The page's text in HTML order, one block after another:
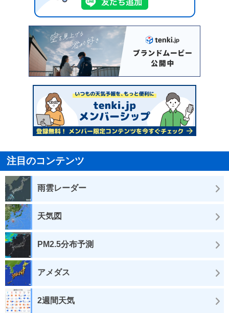
注目のコンテンツ
雨雲レーダー
天気図
PM2.5分布予測
アメダス
2週間天気